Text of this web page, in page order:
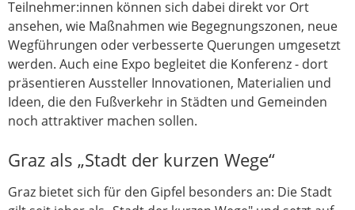
Teilnehmer:innen können sich dabei direkt vor Ort
ansehen, wie Maßnahmen wie Begegnungszonen, neue
Wegführungen oder verbesserte Querungen umgesetzt
werden. Auch eine Expo begleitet die Konferenz - dort
präsentieren Aussteller Innovationen, Materialien und
Ideen, die den Fußverkehr in Städten und Gemeinden
noch attraktiver machen sollen.
Graz als „Stadt der kurzen Wege“
Graz bietet sich für den Gipfel besonders an: Die Stadt